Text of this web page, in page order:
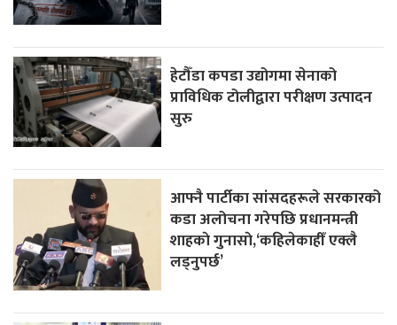
हेटौँडा कपडा उद्योगमा सेनाको
प्राविधिक टोलीद्वारा परीक्षण उत्पादन
सुरु
आफ्नै पार्टीका सांसदहरूले सरकारको
कडा अलोचना गरेपछि प्रधानमन्त्री
शाहकाे गुनासाे,‘कहिलेकाहीँ एक्लै
लड्नुपर्छ’